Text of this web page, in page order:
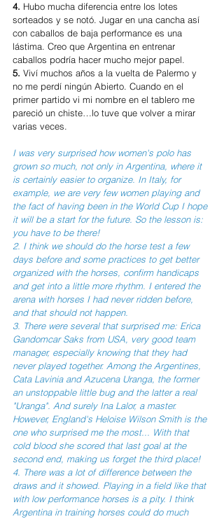
4. Hubo mucha diferencia entre los lotes
sorteados y se notó. Jugar en una cancha así
con caballos de baja performance es una
lástima. Creo que Argentina en entrenar
caballos podría hacer mucho mejor papel.
5. Viví muchos años a la vuelta de Palermo y
no me perdí ningún Abierto. Cuando en el
primer partido vi mi nombre en el tablero me
pareció un chiste…lo tuve que volver a mirar
varias veces.
I was very surprised how women's polo has
grown so much, not only in Argentina, where it
is certainly easier to organize. In Italy, for
example, we are very few women playing and
the fact of having been in the World Cup I hope
it will be a start for the future. So the lesson is:
you have to be there!
2. I think we should do the horse test a few
days before and some practices to get better
organized with the horses, confirm handicaps
and get into a little more rhythm. I entered the
arena with horses I had never ridden before,
and that should not happen.
3. There were several that surprised me: Erica
Gandomcar Saks from USA, very good team
manager, especially knowing that they had
never played together. Among the Argentines,
Cata Lavinia and Azucena Uranga, the former
an unstoppable little bug and the latter a real
"Uranga". And surely Ina Lalor, a master.
However, England's Heloise Wilson Smith is the
one who surprised me the most... With that
cold blood she scored that last goal at the
second end, making us forget the third place!
4. There was a lot of difference between the
draws and it showed. Playing in a field like that
with low performance horses is a pity. I think
Argentina in training horses could do much